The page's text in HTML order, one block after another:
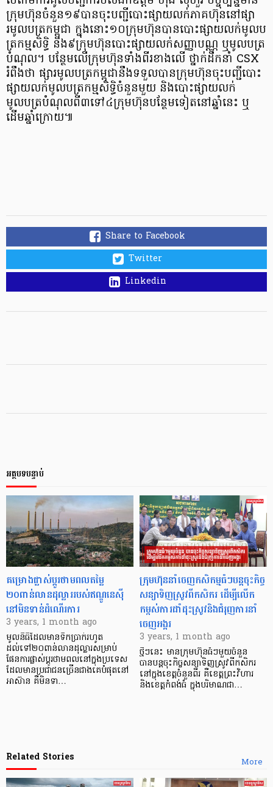
ក្រុមហ៊ុនចំនួន១៩បានចុះបញ្ជីបោះផ្សាយលក់ភាគហ៊ុននៅផ្សា
រមូលបត្រកម្ពុជា ក្នុងនោះ១០ក្រុមហ៊ុនបានបោះផ្សាយលក់មូលប
ត្រកម្មសិទ្ធិ និង៩ក្រុមហ៊ុនបោះផ្សាយលក់សញ្ញាបណ្ណ ឬមូលបត្រ
បំណុល។ បន្ថែមលើក្រុមហ៊ុនទាំងពីរខាងលើ ថ្នាក់ដឹកនាំ CSX
រំពឹងថា ផ្សារមូលបត្រកម្ពុជានឹងទទួលបានក្រុមហ៊ុនចុះបញ្ជីបោះ
ផ្សាយលក់មូលបត្រកម្មសិទ្ធិចំនួនមួយ និងបោះផ្សាយលក់
មូលបត្របំណុលពី៣ទៅ៤ក្រុមហ៊ុនបន្ថែមទៀតនៅឆ្នាំនេះ ឬ
ដើមឆ្នាំក្រោយ៕
Share to Facebook
Twitter
Linkedin
អត្ថបទបន្ទាប់
គម្រោងផ្លាស់ប្ដូរថាមពលតម្លៃ
២០ពាន់លានដុល្លាររបស់ឥណ្ឌូនេស៊ី
នៅមិនទាន់ដំណើរការ
3 years, 1 month ago
មូលនិធិដែលមានទឹកប្រាក់រហូត
ដល់ទៅ២០ពាន់លានដុល្លារសម្រាប់
ផែនការផ្លាស់ប្ដូរថាមពលនៅក្នុងប្រទេស
ដែលមានប្រជាជនច្រើនជាងគេបំផុតនៅ
អាស៊ាន គឺមិនទា…
ក្រុមហ៊ុននាំចេញកសិកម្មធំៗបន្ដចុះកិច្ច
សន្យាទិញស្រូវពីកសិករ ដើម្បីលើក
កម្ពស់ការដាំដុះស្រូវនិងជំរុញការនាំ
ចេញអង្ករ
3 years, 1 month ago
ថ្មីៗនេះ មានក្រុមហ៊ុនធំៗមួយចំនួន
បានបន្ដចុះកិច្ចសន្យាទិញស្រូវពីកសិករ
នៅក្នុងខេត្តចំនួនពីរ គឺខេត្តព្រះវិហារ
និងខេត្តកំពង់ធំ ក្នុងបរិមាណជា…
More
Related Stories